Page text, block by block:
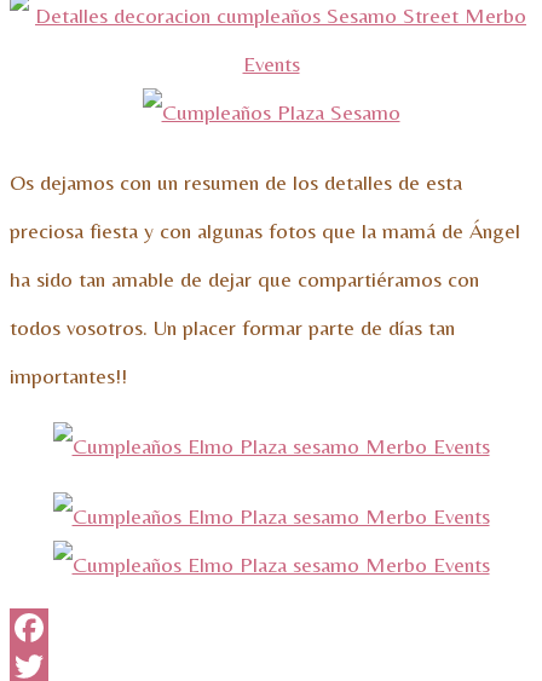
Os dejamos con un resumen de los detalles de esta
preciosa fiesta y con algunas fotos que la mamá de Ángel
ha sido tan amable de dejar que compartiéramos con
todos vosotros. Un placer formar parte de días tan
importantes!!
Facebook